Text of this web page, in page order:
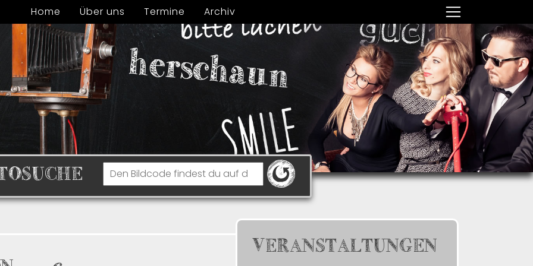
Home Über uns Termine Archiv
VERANSTALTUNGEN